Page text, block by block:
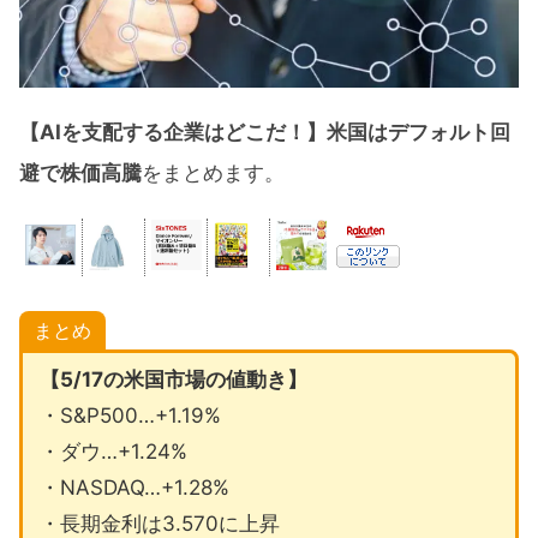
【AIを支配する企業はどこだ！】米国はデフォルト回
避で株価高騰をまとめます。
まとめ
【5/17の米国市場の値動き】
・S&P500…+1.19%
・ダウ…+1.24%
・NASDAQ…+1.28%
・長期金利は3.570に上昇